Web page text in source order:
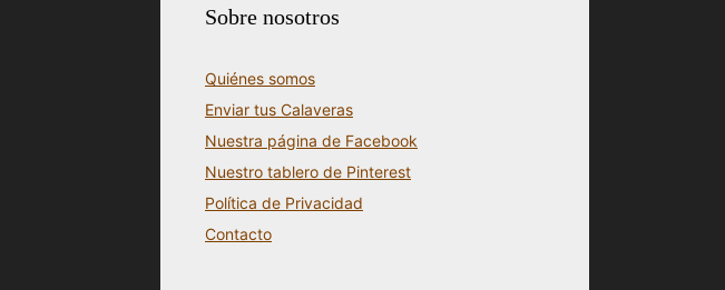
Sobre nosotros
Quiénes somos
Enviar tus Calaveras
Nuestra página de Facebook
Nuestro tablero de Pinterest
Política de Privacidad
Contacto